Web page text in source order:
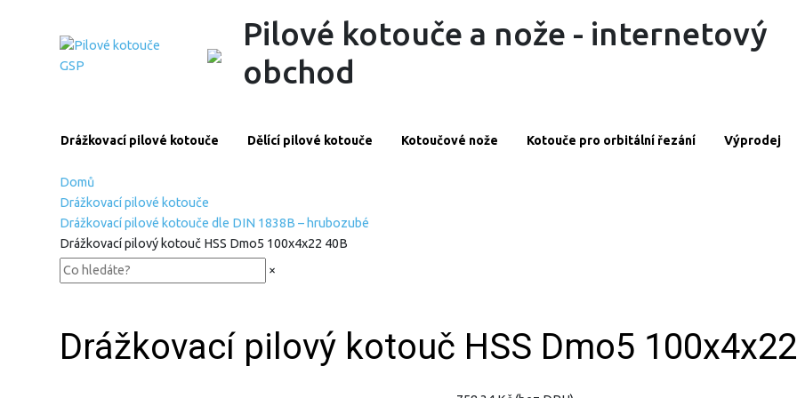
Pilové kotouče a nože - internetový
obchod
Drážkovací pilové kotouče Dělící pilové kotouče Kotoučové nože Kotouče pro orbitální řezání Výprodej
Domů
Drážkovací pilové kotouče
Drážkovací pilové kotouče dle DIN 1838B – hrubozubé
Drážkovací pilový kotouč HSS Dmo5 100x4x22 40B
×
Drážkovací pilový kotouč HSS Dmo5